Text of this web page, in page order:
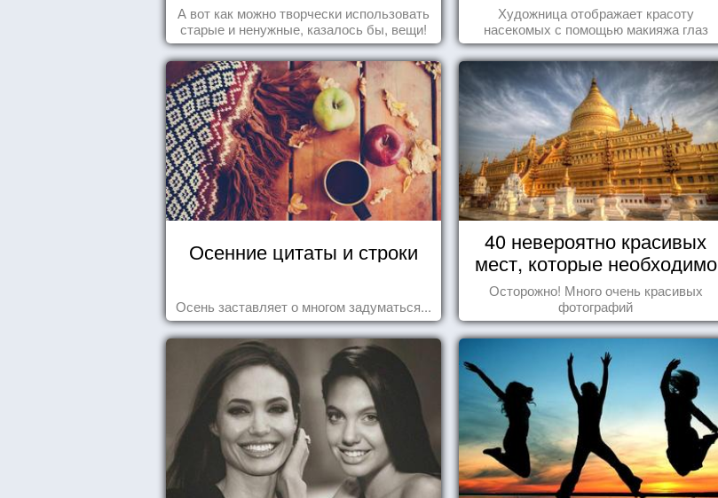
А вот как можно творчески использовать
старые и ненужные, казалось бы, вещи!
Художница отображает красоту
насекомых с помощью макияжа глаз
Осенние цитаты и строки
Осень заставляет о многом задуматься...
40 невероятно красивых
мест, которые необходимо
увидеть пока вы живы
Осторожно! Много очень красивых
фотографий